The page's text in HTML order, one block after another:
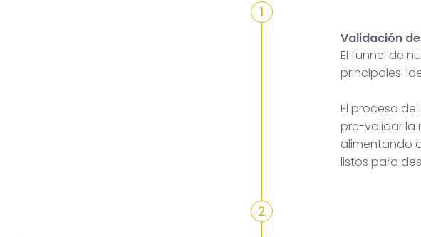
1
Validación
El funnel de
principales:
El proceso
pre-validar la
alimentando
listos para
2